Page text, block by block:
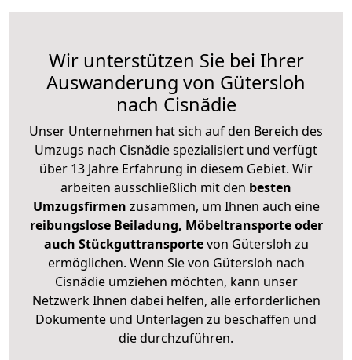
Wir unterstützen Sie bei Ihrer
Auswanderung von Gütersloh
nach Cisnădie
Unser Unternehmen hat sich auf den Bereich des
Umzugs nach Cisnădie spezialisiert und verfügt
über 13 Jahre Erfahrung in diesem Gebiet. Wir
arbeiten ausschließlich mit den besten
Umzugsfirmen zusammen, um Ihnen auch eine
reibungslose Beiladung, Möbeltransporte oder
auch Stückguttransportevon Gütersloh zu
ermöglichen. Wenn Sie von Gütersloh nach
Cisnădie umziehen möchten, kann unser
Netzwerk Ihnen dabei helfen, alle erforderlichen
Dokumente und Unterlagen zu beschaffen und
die durchzuführen.